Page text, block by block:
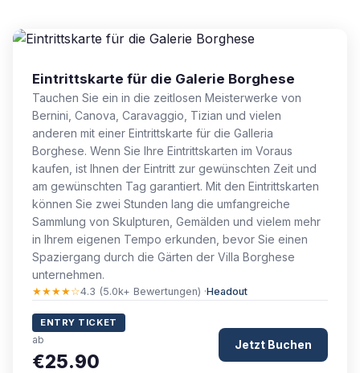
Eintrittskarte für die Galerie Borghese
Tauchen Sie ein in die zeitlosen Meisterwerke von
Bernini, Canova, Caravaggio, Tizian und vielen
anderen mit einer Eintrittskarte für die Galleria
Borghese. Wenn Sie Ihre Eintrittskarten im Voraus
kaufen, ist Ihnen der Eintritt zur gewünschten Zeit und
am gewünschten Tag garantiert. Mit den Eintrittskarten
können Sie zwei Stunden lang die umfangreiche
Sammlung von Skulpturen, Gemälden und vielem mehr
in Ihrem eigenen Tempo erkunden, bevor Sie einen
Spaziergang durch die Gärten der Villa Borghese
unternehmen.
★★★★☆4.3 (5.0k+ Bewertungen) ·Headout
ENTRY TICKET
ab
€25.90
Jetzt Buchen